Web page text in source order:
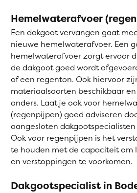
Hemelwaterafvoer
Een dakgoot vervangen gaat
nieuwe hemelwaterafvoer. Een
hemelwaterafvoer zorgt ervoor
de dakgoot goed wordt
of een regenton. Ook hiervoor
materiaalsoorten beschikbaar
anders. Laat je ook voor
(regenpijpen) goed adviseren
aangesloten
Ook voor regenpijpen is het
te houden met de capaciteit om
en verstoppingen te voorkomen.
Dakgootspecialist in